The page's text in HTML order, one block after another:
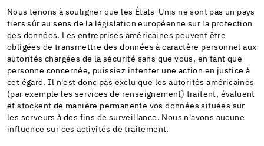
Nous tenons à souligner que les États-Unis ne sont pas un pays
tiers sûr au sens de la législation européenne sur la protection
des données. Les entreprises américaines peuvent être
obligées de transmettre des données à caractère personnel aux
autorités chargées de la sécurité sans que vous, en tant que
personne concernée, puissiez intenter une action en justice à
cet égard. Il n'est donc pas exclu que les autorités américaines
(par exemple les services de renseignement) traitent, évaluent
et stockent de manière permanente vos données situées sur
les serveurs à des fins de surveillance. Nous n'avons aucune
influence sur ces activités de traitement.